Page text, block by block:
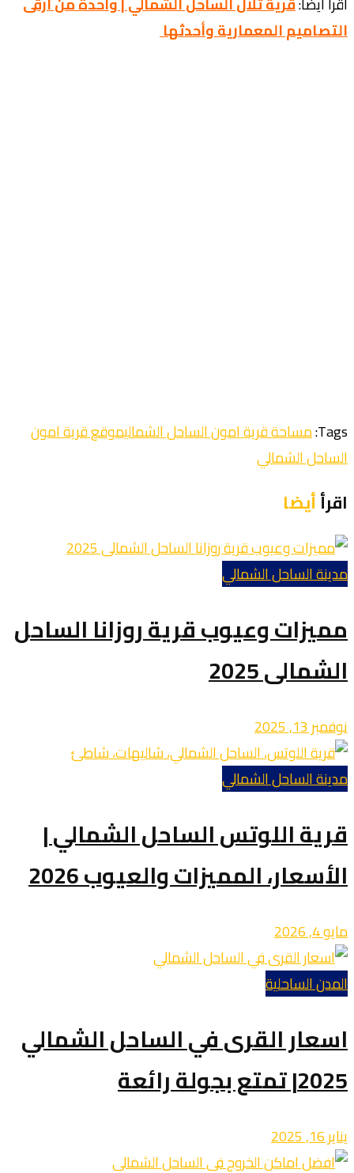
التصاميم المعمارية وأحدثها
Tags: مساحة قرية امون الساحل الشماليموقع قرية امون
الساحل الشمالي
اقرأأيضا
مدينة الساحل الشمالي
مميزات وعيوب قرية روزانا الساحل
الشمالى 2025
نوفمبر 13, 2025
مدينة الساحل الشمالي
قرية اللوتس الساحل الشمالي |
الأسعار، المميزات والعيوب 2026
مايو 4, 2026
المدن الساحلية
اسعار القرى في الساحل الشمالي
2025| تمتع بجولة رائعة
يناير 16, 2025